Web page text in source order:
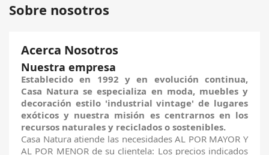
Sobre nosotros
Acerca Nosotros
Nuestra empresa
Establecido en 1992 y en evolución continua,
Casa Natura se especializa en moda, muebles y
decoración estilo 'industrial vintage' de lugares
exóticos y nuestra misión es centrarnos en los
recursos naturales y reciclados o sostenibles.
Casa Natura atiende las necesidades AL POR MAYOR Y
AL POR MENOR de su clientela: Los precios indicados